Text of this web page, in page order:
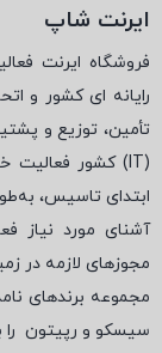
ایرنت شاپ
فروشگاه ایرنت
رایانه ای کشور و
تأمین، توزیع و
(
IT) کشور فعالیت
ابتدای تاسیس،
آشنای مورد نیاز
مجوزهای لازمه در
مجموعه برندهای
سیسکو و رپیتون